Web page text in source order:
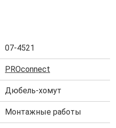
07-4521
PROconnect
Дюбель-хомут
Монтажные работы